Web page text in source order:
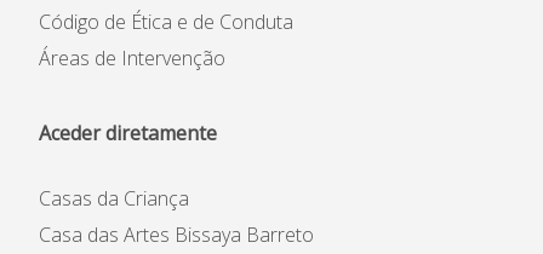
Código de Ética e de Conduta
Áreas de Intervenção
Aceder diretamente
Casas da Criança
Casa das Artes Bissaya Barreto